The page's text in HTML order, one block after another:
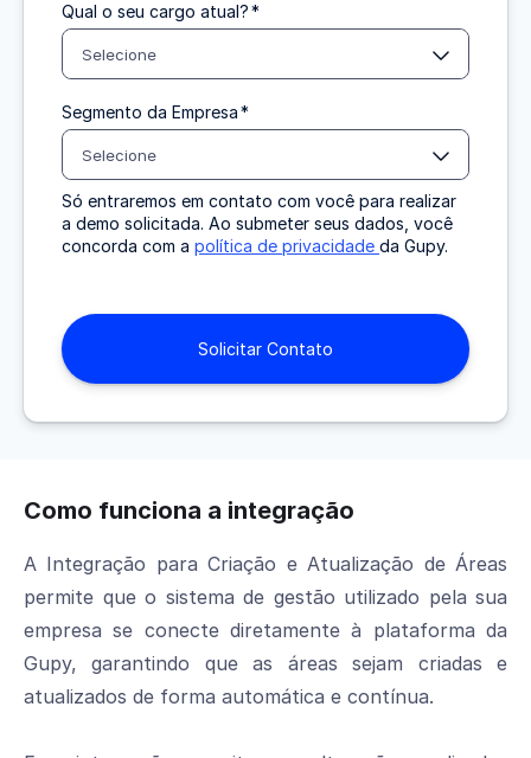
Qual o seu cargo atual?*
Selecione
Segmento da Empresa*
Selecione
Só entraremos em contato com você para realizar
a demo solicitada. Ao submeter seus dados, você
concorda com a política de privacidade da Gupy.
Como funciona a integração
A Integração para Criação e Atualização de Áreas
permite que o sistema de gestão utilizado pela sua
empresa se conecte diretamente à plataforma da
Gupy, garantindo que as áreas sejam criadas e
atualizados de forma automática e contínua.